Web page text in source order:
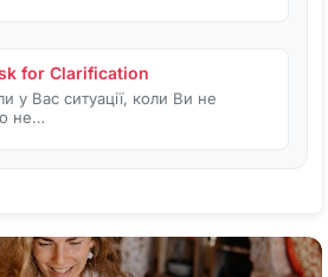
for Clarification
у Вас ситуації, коли Ви не
не…